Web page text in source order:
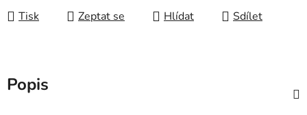
Tisk Zeptat se Hlídat Sdílet
Popis